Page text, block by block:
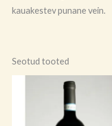
kauakestev punane vein.
Seotud tooted